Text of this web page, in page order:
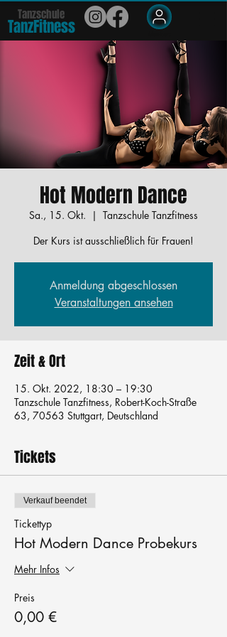
Tanzschule
TanzFitness
Hot Modern Dance
Sa., 15. Okt.
  |
Tanzschule Tanzfitness
Der Kurs ist ausschließlich für Frauen!
Anmeldung abgeschlossen
Veranstaltungen ansehen
Zeit & Ort
15. Okt. 2022, 18:30 – 19:30
Tanzschule Tanzfitness, Robert-Koch-Straße
63, 70563 Stuttgart, Deutschland
Tickets
Verkauf beendet
Tickettyp
Hot Modern Dance Probekurs
Mehr Infos
Preis
0,00 €